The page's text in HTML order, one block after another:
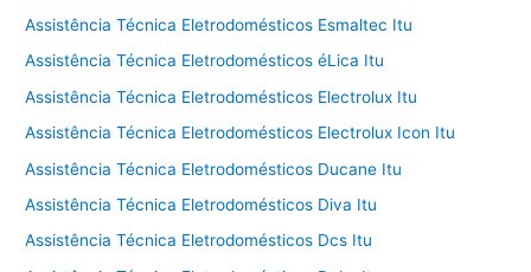
Assistência Técnica Eletrodomésticos Esmaltec Itu
Assistência Técnica Eletrodomésticos éLica Itu
Assistência Técnica Eletrodomésticos Electrolux Itu
Assistência Técnica Eletrodomésticos Electrolux Icon Itu
Assistência Técnica Eletrodomésticos Ducane Itu
Assistência Técnica Eletrodomésticos Diva Itu
Assistência Técnica Eletrodomésticos Dcs Itu